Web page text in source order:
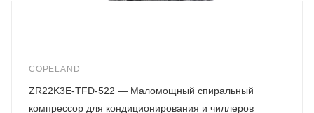
COPELAND
ZR22K3E-TFD-522 — Маломощный спиральный
компрессор для кондиционирования и чиллеров